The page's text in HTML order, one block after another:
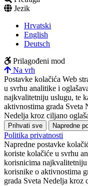
Jezik
Hrvatski
English
Deutsch
Prilagođeni mod
Na vrh
Postavke kolačića Web
u svrhu analitike i
najkvalitetniju uslugu, te
aktivnostima grada Sveta
Nedelja kroz ciljano
Prihvati sve Napredne
Politika privatnosti
Napredne postavke
koriste kolačiće u svrhu
korisnicima
korisnike o aktivnostima
grada Sveta Nedelja kroz